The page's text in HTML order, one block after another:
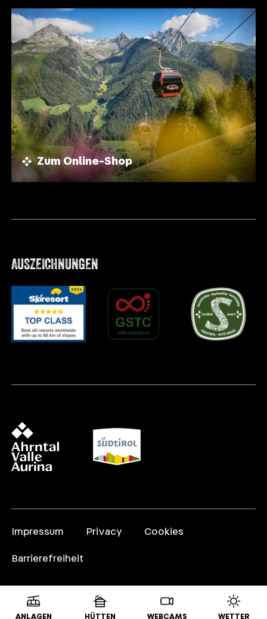
ANLAGEN HÜTTEN WEBCAMS WETTER
Zum Online-Shop
AUSZEICHNUNGEN
Impressum Privacy Cookies
Barrierefreiheit